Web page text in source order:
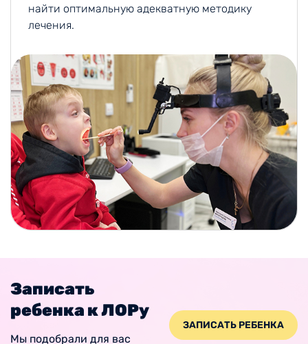
найти оптимальную адекватную методику
лечения.
Записать
ребенка к ЛОРу
Мы подобрали для вас
ЗАПИСАТЬ РЕБЕНКА